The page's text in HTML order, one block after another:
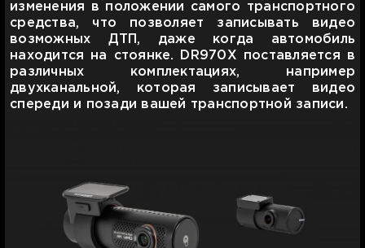
изменения в положении самого транспортного
средства, что позволяет записывать видео
возможных ДТП, даже когда автомобиль
находится на стоянке. DR970X поставляется в
различных комплектациях, например
двухканальной, которая записывает видео
спереди и позади вашей транспортной записи.